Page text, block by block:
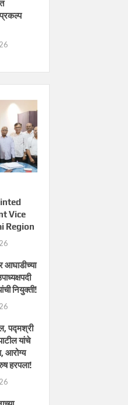
Vice
Region
आघाडीच्या
नियुक्ती!
पद्मश्री
यांचे
आरोग्य
हरपला!